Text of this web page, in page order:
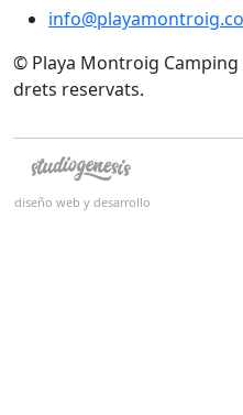
© Playa Montroig Camping
drets reservats.